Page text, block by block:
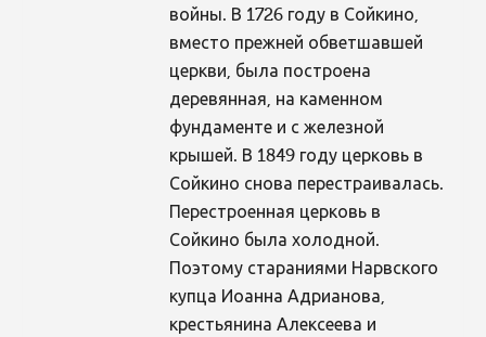
войны. В 1726 году в Сойкино,
вместо прежней обветшавшей
церкви, была построена
деревянная, на каменном
фундаменте и с железной
крышей. В 1849 году церковь в
Сойкино снова перестраивалась.
Перестроенная церковь в
Сойкино была холодной.
Поэтому стараниями Нарвского
купца Иоанна Адрианова,
крестьянина Алексеева и